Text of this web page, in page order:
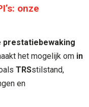
onze
prestatiebewaking
het mogelijk om in
TRSstilstand,
en